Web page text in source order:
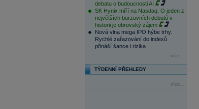
debatu o budoucnosti AI
SK Hynix míří na Nasdaq. O jeden z
největších burzovních debutů v
historii je obrovský zájem
Nová vlna mega IPO hýbe trhy.
Rychlé zařazování do indexů
přináší šance i rizika
více...
TÝDENNÍ PŘEHLEDY
více...